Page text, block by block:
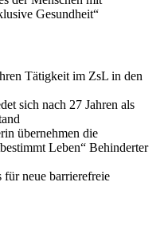
Gesundheit“
Tätigkeit im ZsL in den
sich nach 27 Jahren als
übernehmen die
Leben“ Behinderter
für neue barrierefreie